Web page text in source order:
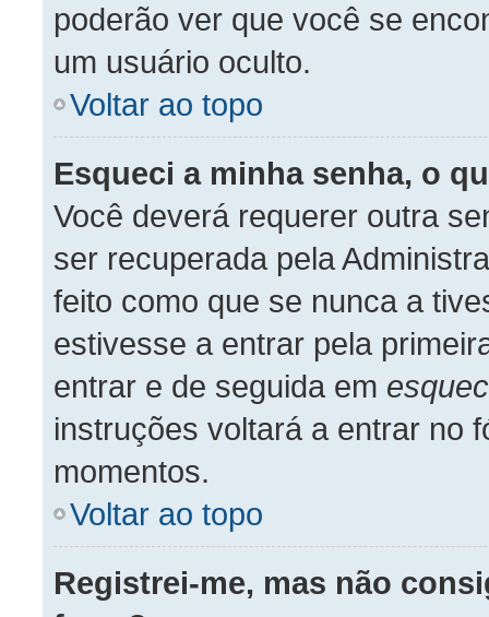
poderão ver que você se
um usuário oculto.
Voltar ao topo
Esqueci a minha senha, o
Você deverá requerer outra
ser recuperada pela
feito como que se nunca a
estivesse a entrar pela
entrar e de seguida em
instruções voltará a entrar no
momentos.
Voltar ao topo
Registrei-me, mas não